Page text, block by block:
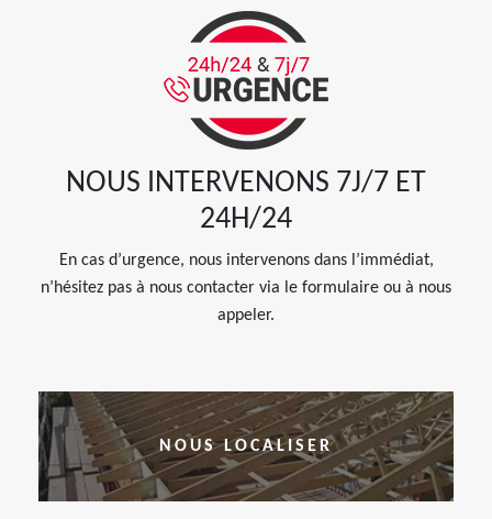
NOUS INTERVENONS 7J/7 ET
24H/24
En cas d’urgence, nous intervenons dans l’immédiat,
n’hésitez pas à nous contacter via le formulaire ou à nous
appeler.
NOUS LOCALISER